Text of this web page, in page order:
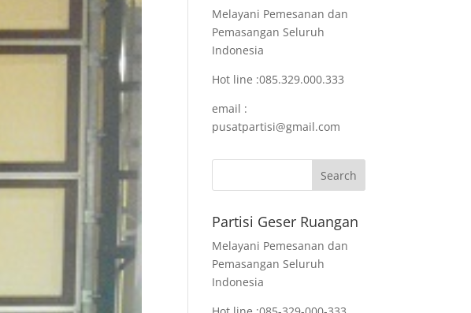
Melayani Pemesanan dan
Pemasangan Seluruh
Indonesia
Hot line :085.329.000.333
email :
pusatpartisi@gmail.com
Partisi Geser Ruangan
Melayani Pemesanan dan
Pemasangan Seluruh
Indonesia